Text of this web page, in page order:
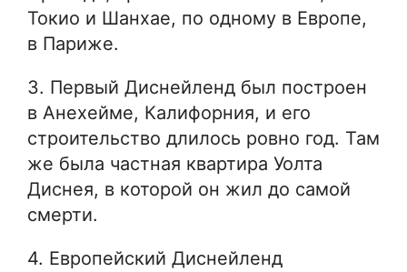
Токио и Шанхае, по одному в Европе,
в Париже.
3. Первый Диснейленд был построен
в Анехейме, Калифорния, и его
строительство длилось ровно год. Там
же была частная квартира Уолта
Диснея, в которой он жил до самой
смерти.
4. Европейский Диснейленд